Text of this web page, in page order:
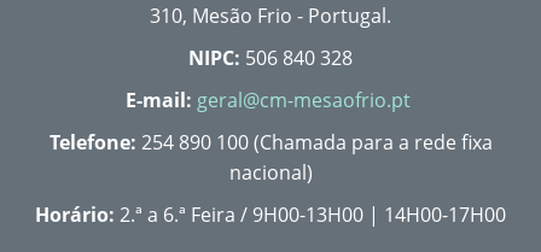
310, Mesão Frio - Portugal.
NIPC: 506 840 328
E-mail: geral@cm-mesaofrio.pt
Telefone: 254 890 100 (Chamada para a rede fixa
nacional)
Horário: 2.ª a 6.ª Feira / 9H00-13H00 | 14H00-17H00